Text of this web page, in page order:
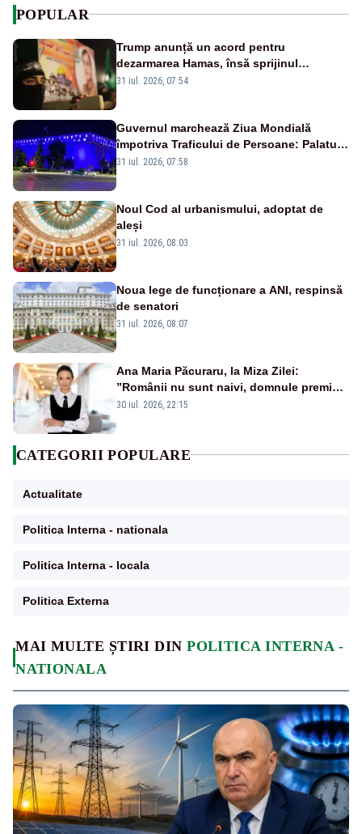
MAI MULTE ȘTIRI DINPOLITICA INTERNA -
NATIONALA
POPULAR
Trump anunță un acord pentru
dezarmarea Hamas, însă sprijinul
Israelului rămâne incert
31 iul. 2026, 07:54
Guvernul marchează Ziua Mondială
împotriva Traficului de Persoane: Palatul
Victoria, iluminat în albastru
31 iul. 2026, 07:58
Noul Cod al urbanismului, adoptat de
aleși
31 iul. 2026, 08:03
Noua lege de funcționare a ANI, respinsă
de senatori
31 iul. 2026, 08:07
Ana Maria Păcuraru, la Miza Zilei:
”Românii nu sunt naivi, domnule premier
Bolojan”
30 iul. 2026, 22:15
CATEGORII POPULARE
Actualitate
Politica Interna - nationala
Politica Interna - locala
Politica Externa